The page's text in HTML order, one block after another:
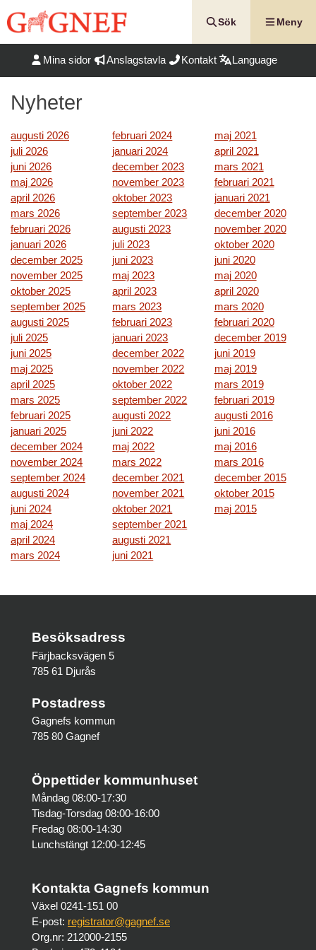
till
Sök Meny
Mina sidor Anslagstavla Kontakt Language
Nyheter
augusti 2026
juli 2026
juni 2026
maj 2026
april 2026
mars 2026
februari 2026
januari 2026
december 2025
november 2025
oktober 2025
september 2025
augusti 2025
juli 2025
juni 2025
maj 2025
april 2025
mars 2025
februari 2025
januari 2025
december 2024
november 2024
september 2024
augusti 2024
juni 2024
maj 2024
april 2024
mars 2024
februari 2024
januari 2024
december 2023
november 2023
oktober 2023
september 2023
augusti 2023
juli 2023
juni 2023
maj 2023
april 2023
mars 2023
februari 2023
januari 2023
december 2022
november 2022
oktober 2022
september 2022
augusti 2022
juni 2022
maj 2022
mars 2022
december 2021
november 2021
oktober 2021
september 2021
augusti 2021
juni 2021
maj 2021
april 2021
mars 2021
februari 2021
januari 2021
december 2020
november 2020
oktober 2020
juni 2020
maj 2020
april 2020
mars 2020
februari 2020
december 2019
juni 2019
maj 2019
mars 2019
februari 2019
augusti 2016
juni 2016
maj 2016
mars 2016
december 2015
oktober 2015
maj 2015
Besöksadress
Färjbacksvägen 5
785 61 Djurås
Postadress
Gagnefs kommun
785 80 Gagnef
Öppettider kommunhuset
Måndag 08:00-17:30
Tisdag-Torsdag 08:00-16:00
Fredag 08:00-14:30
Lunchstängt 12:00-12:45
Kontakta Gagnefs kommun
Växel 0241-151 00
E-post: registrator@gagnef.se
Org.nr: 212000-2155